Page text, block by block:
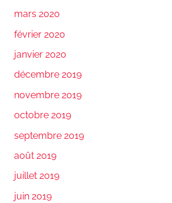
mars 2020
février 2020
janvier 2020
décembre 2019
novembre 2019
octobre 2019
septembre 2019
août 2019
juillet 2019
juin 2019